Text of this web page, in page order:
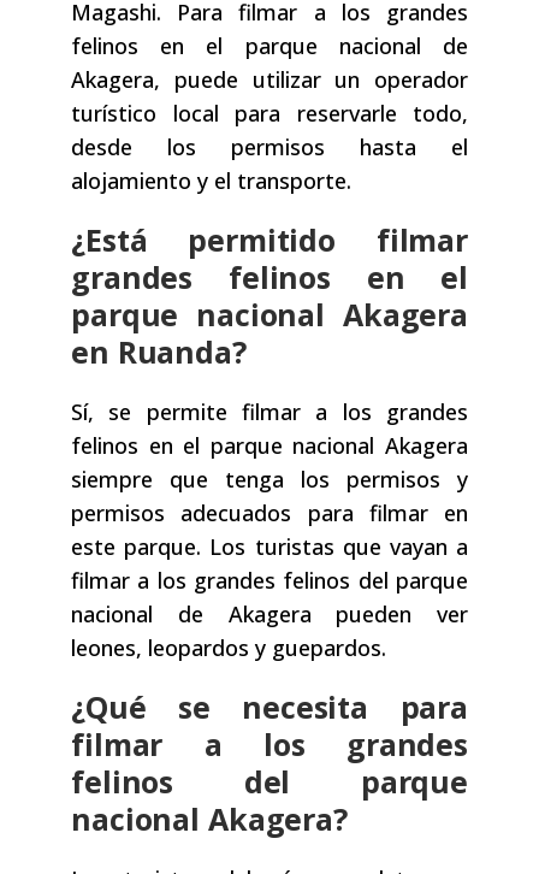
Magashi. Para filmar a los grandes
felinos en el parque nacional de
Akagera, puede utilizar un operador
turístico local para reservarle todo,
desde los permisos hasta el
alojamiento y el transporte.
¿Está permitido filmar
grandes felinos en el
parque nacional Akagera
en Ruanda?
Sí, se permite filmar a los grandes
felinos en el parque nacional Akagera
siempre que tenga los permisos y
permisos adecuados para filmar en
este parque. Los turistas que vayan a
filmar a los grandes felinos del parque
nacional de Akagera pueden ver
leones, leopardos y guepardos.
¿Qué se necesita para
filmar a los grandes
felinos del parque
nacional Akagera?